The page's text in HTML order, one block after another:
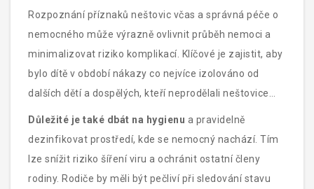
Rozpoznání příznaků neštovic včas a správná péče o
nemocného může výrazně ovlivnit průběh nemoci a
minimalizovat riziko komplikací. Klíčové je zajistit, aby
bylo dítě v období nákazy co nejvíce izolováno od
dalších dětí a dospělých, kteří neprodělali neštovice
nebo nemají očkování.
Důležité je také dbát na hygienu a pravidelně
dezinfikovat prostředí, kde se nemocný nachází. Tím
lze snížit riziko šíření viru a ochránit ostatní členy
rodiny. Rodiče by měli být pečliví při sledování stavu